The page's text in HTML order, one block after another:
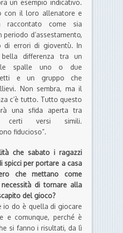
un esempio indicativo.
con il loro allenatore e
raccontato come sia
d’assestamento,
di errori di gioventù. In
differenza tra un
spalle uno o due
e un gruppo che
Non sembra, ma il
c’è tutto. Tutto questo
una sfida aperta tra
certi versi simili.
fiducioso”.
che sabato i ragazzi
spicci per portare a casa
che mettano come
di tornare alla
del gioco?
io do è quella di giocare
e comunque, perché è
si fanno i risultati, da lì